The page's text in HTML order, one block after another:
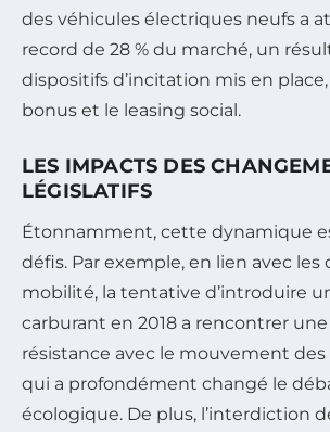
des véhicules électriques neufs a
record de 28 % du marché, un
dispositifs d’incitation mis en
bonus et le leasing social.
LES IMPACTS DES
LÉGISLATIFS
Étonnamment, cette dynamique
défis. Par exemple, en lien avec les
mobilité, la tentative d’introduire
carburant en 2018 a rencontrer
résistance avec le mouvement des
qui a profondément changé le
écologique. De plus, l’interdiction